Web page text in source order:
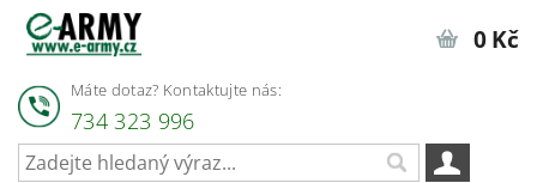
Máte dotaz? Kontaktujte nás:
734 323 996
0 Kč